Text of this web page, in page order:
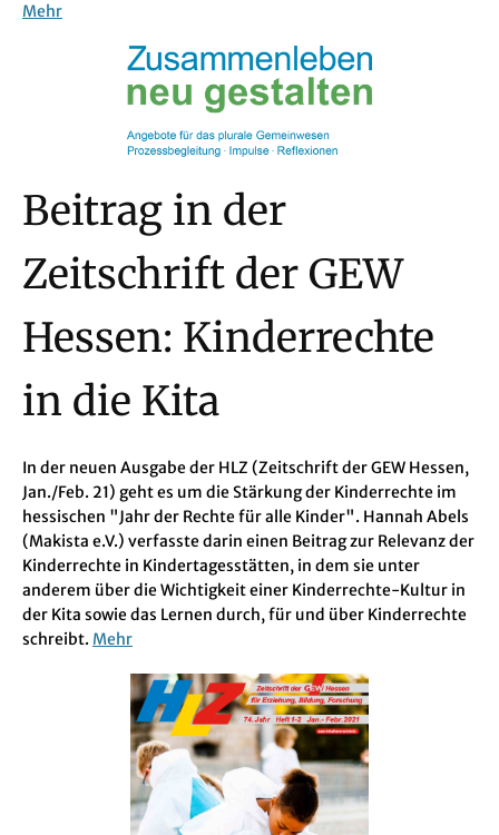
Mehr
Beitrag in der
Zeitschrift der GEW
Hessen: Kinderrechte
in die Kita
In der neuen Ausgabe der HLZ (Zeitschrift der GEW Hessen,
Jan./Feb. 21) geht es um die Stärkung der Kinderrechte im
hessischen "Jahr der Rechte für alle Kinder". Hannah Abels
(Makista e.V.) verfasste darin einen Beitrag zur Relevanz der
Kinderrechte in Kindertagesstätten, in dem sie unter
anderem über die Wichtigkeit einer Kinderrechte-Kultur in
der Kita sowie das Lernen durch, für und über Kinderrechte
schreibt. Mehr